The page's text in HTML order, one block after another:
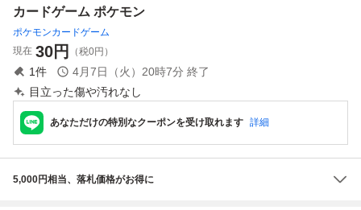
カードゲーム ポケモン
ポケモンカードゲーム
現在 30円 （税0円）
1件 4月7日（火）20時7分 終了
目立った傷や汚れなし
あなただけの特別なクーポンを受け取れます 詳細
5,000円相当、落札価格がお得に